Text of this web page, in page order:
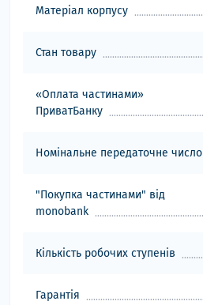
Матеріал корпусу
Стан товару
«Оплата частинами»
ПриватБанку
Номінальне передаточне число
"Покупка частинами" від
monobank
Кількість робочих ступенів
Гарантія